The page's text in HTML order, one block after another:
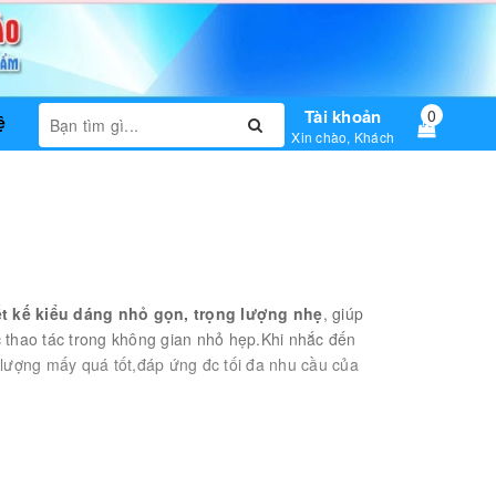
Tài khoản
Xin chào, Khách
0
kế kiểu dáng nhỏ gọn, trọng lượng nhẹ, giúp
tác trong không gian nhỏ hẹp.Khi nhắc đến
mấy quá tốt,đáp ứng đc tối đa nhu cầu của